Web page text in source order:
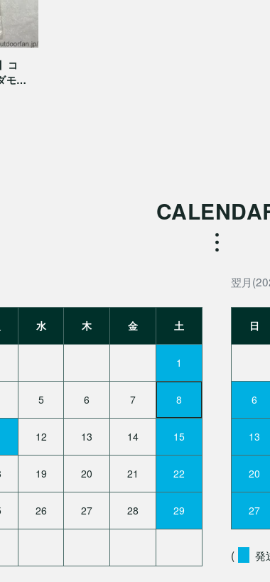
コ
モデ
ナ
水 木 金 土
1
5 6 7 8
12 13 14 15
19 20 21 22
26 27 28 29
翌月
日
6
13
20
27
( 発